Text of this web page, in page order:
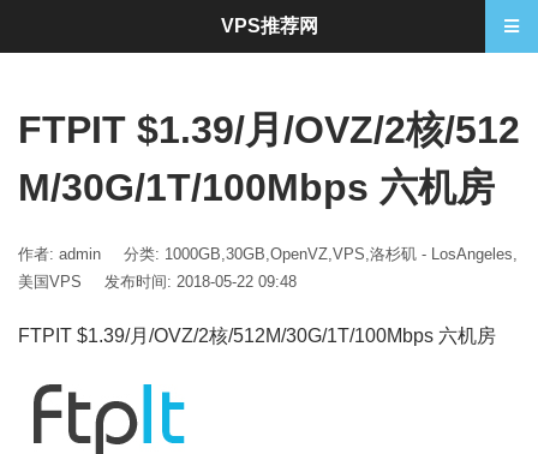
FTPIT $1.39/月/OVZ/2核/512
M/30G/1T/100Mbps 六机房
作者: admin 分类: 1000GB,30GB,OpenVZ,VPS,洛杉矶 - LosAngeles,
美国VPS
发布时间: 2018-05-22 09:48
FTPIT $1.39/月/OVZ/2核/512M/30G/1T/100Mbps 六机房
VPS推荐网